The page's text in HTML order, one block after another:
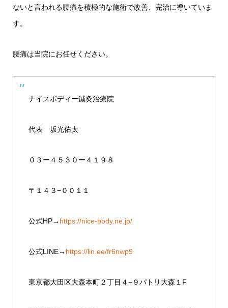
ないと言われる腰痛を積極的な施術で改善、完治に導いていま
す。
腰痛は当院にお任せください。
ナイスボディー鍼灸治療院
代表 坂光佑太
０３ー４５３０ー４１９８
〒１４３−００１１
公式HP→ https://nice-body.ne.jp/
公式LINE→ https://lin.ee/fr6nwp9
東京都大田区大森本町２丁目４−９パトリ大森１F